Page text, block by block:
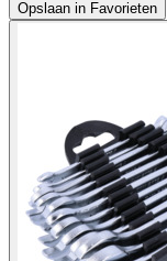
Opslaan in Favorieten